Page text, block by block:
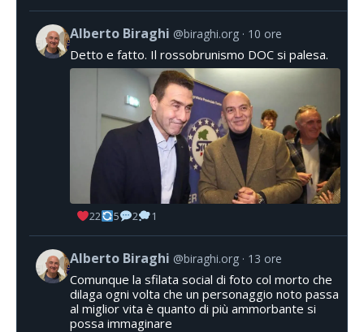
Alberto Biraghi @biraghi.org 10 ore
Detto e fatto. Il rossobrunismo DOC si palesa.
22 5 2 1
Alberto Biraghi @biraghi.org 13 ore
Comunque la sfilata social di foto col morto che
dilaga ogni volta che un personaggio noto passa
al miglior vita è quanto di più ammorbante si
possa immaginare